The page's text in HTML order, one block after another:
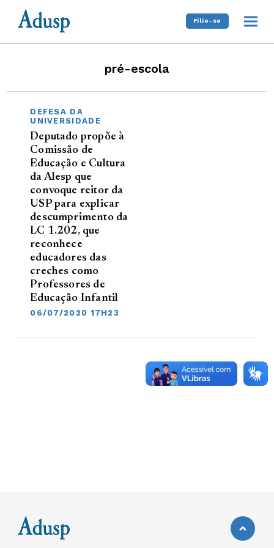
Filie-se
pré-escola
DEFESA DA
UNIVERSIDADE
Deputado propõe à
Comissão de
Educação e Cultura
da Alesp que
convoque reitor da
USP para explicar
descumprimento da
LC 1.202, que
reconhece
educadores das
creches como
Professores de
Educação Infantil
06/07/2020 17H23